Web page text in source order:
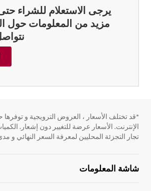
يرجى الاستعلام للشراء
مزيد من المعلومات حول
*قد تختلف الأسعار ، العروض الترويجية و
الإنترنت. الأسعار عرضة للتغيير دون إشعار.
تجار التجزئة المحليين لمعرفة السعر النهائي و
شاشة المعلومات